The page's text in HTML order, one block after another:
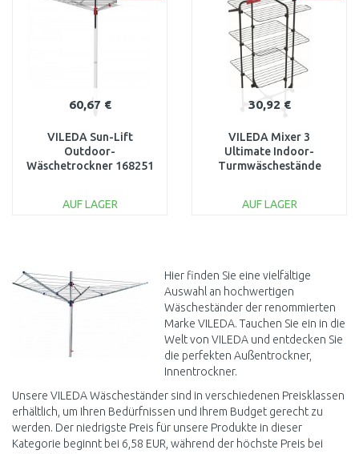
Vergleichen Vergleichen
60,67 €
VILEDA Sun-Lift
Outdoor-
Wäschetrockner 168251
AUF LAGER
Vergleichen
30,92 €
VILEDA Mixer 3
Ultimate Indoor-
Turmwäschestände
AUF LAGER
Vergleichen
Hier finden Sie eine vielfältige
Auswahl an hochwertigen
Wäscheständer der renommierten
Marke VILEDA. Tauchen Sie ein in die
Welt von VILEDA und entdecken Sie
die perfekten Außentrockner,
Innentrockner.
Unsere VILEDA Wäscheständer sind in verschiedenen Preisklassen
erhältlich, um Ihren Bedürfnissen und Ihrem Budget gerecht zu
werden. Der niedrigste Preis für unsere Produkte in dieser
Kategorie beginnt bei 6,58 EUR, während der höchste Preis bei